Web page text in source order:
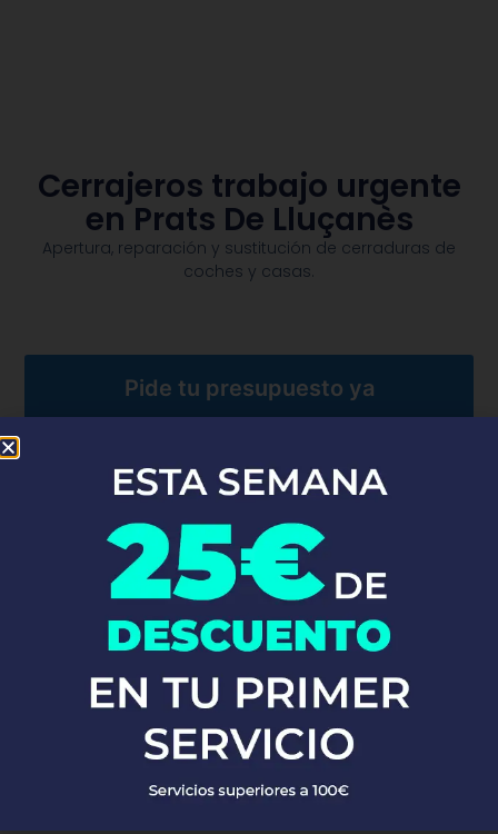
Cerrajeros trabajo urgente
en Prats De Lluçanès
Apertura, reparación y sustitución de cerraduras de
coches y casas.​
Pide tu presupuesto ya